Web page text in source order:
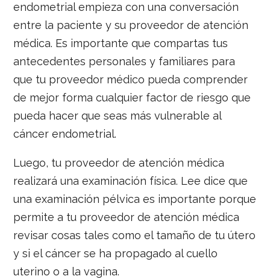
endometrial empieza con una conversación
entre la paciente y su proveedor de atención
médica. Es importante que compartas tus
antecedentes personales y familiares para
que tu proveedor médico pueda comprender
de mejor forma cualquier factor de riesgo que
pueda hacer que seas más vulnerable al
cáncer endometrial.
Luego, tu proveedor de atención médica
realizará una examinación física. Lee dice que
una examinación pélvica es importante porque
permite a tu proveedor de atención médica
revisar cosas tales como el tamaño de tu útero
y si el cáncer se ha propagado al cuello
uterino o a la vagina.